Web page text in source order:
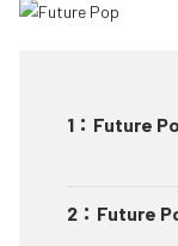
1 ： Future
2 ： Future